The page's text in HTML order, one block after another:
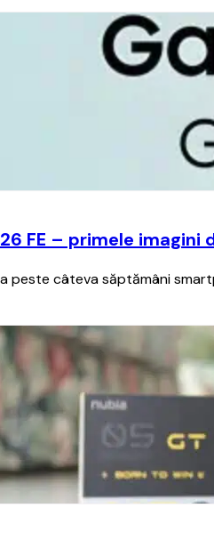
FE – primele
peste câteva săptămâni